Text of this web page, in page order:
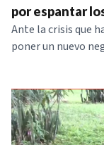
por espantar
Ante la crisis que
poner un nuevo